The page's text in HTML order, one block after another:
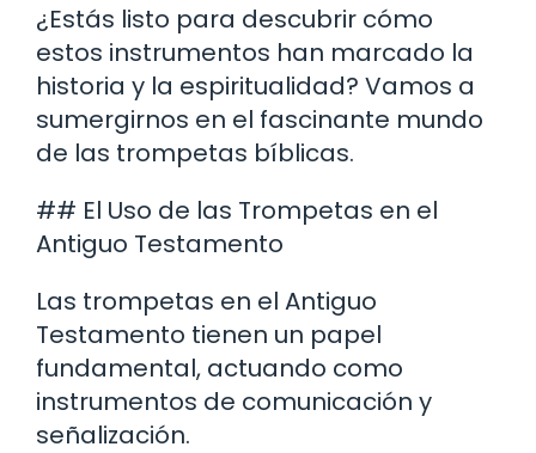
¿Estás listo para descubrir cómo
estos instrumentos han marcado la
historia y la espiritualidad? Vamos a
sumergirnos en el fascinante mundo
de las trompetas bíblicas.
## El Uso de las Trompetas en el
Antiguo Testamento
Las trompetas en el Antiguo
Testamento tienen un papel
fundamental, actuando como
instrumentos de comunicación y
señalización.